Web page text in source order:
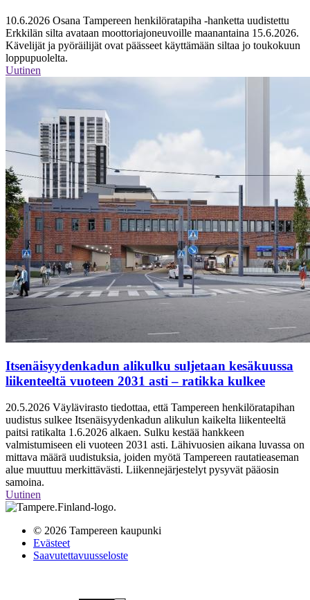
10.6.2026 Osana Tampereen henkilöratapiha -hanketta uudistettu
Erkkilän silta avataan moottoriajoneuvoille maanantaina 15.6.2026.
Kävelijät ja pyöräilijät ovat päässeet käyttämään siltaa jo toukokuun
loppupuolelta.
Uutinen
Itsenäisyydenkadun alikulku suljetaan kesäkuussa
liikenteeltä vuoteen 2031 asti – ratikka kulkee
20.5.2026 Väylävirasto tiedottaa, että Tampereen henkilöratapihan
uudistus sulkee Itsenäisyydenkadun alikulun kaikelta liikenteeltä
paitsi ratikalta 1.6.2026 alkaen. Sulku kestää hankkeen
valmistumiseen eli vuoteen 2031 asti. Lähivuosien aikana luvassa on
mittava määrä uudistuksia, joiden myötä Tampereen rautatieaseman
alue muuttuu merkittävästi. Liikennejärjestelyt pysyvät pääosin
samoina.
Uutinen
© 2026 Tampereen kaupunki
Evästeet
Saavutettavuusseloste